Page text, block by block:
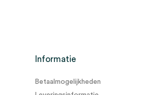
Informatie
Betaalmogelijkheden